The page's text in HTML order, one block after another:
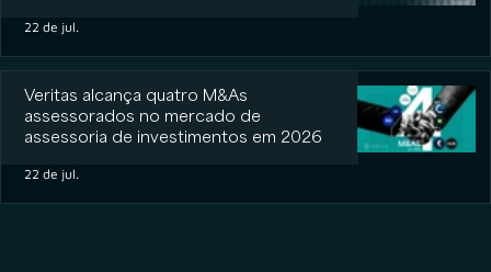
22 de jul.
Veritas alcança quatro M&As
assessorados no mercado de
assessoria de investimentos em 2026
22 de jul.